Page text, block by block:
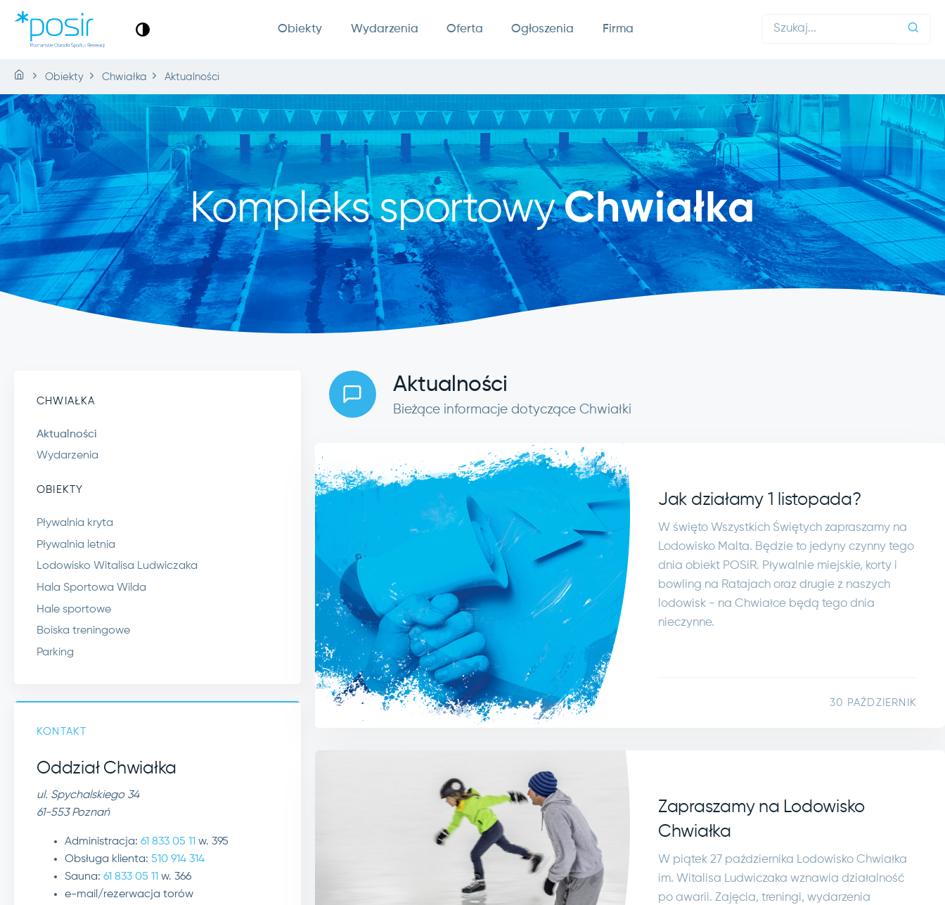
Obiekty Wydarzenia Oferta Ogłoszenia Firma
Obiekty Chwiałka Aktualności
Kompleks sportowyChwiałka
CHWIAŁKA
Aktualności
Wydarzenia
OBIEKTY
Pływalnia kryta
Pływalnia letnia
Lodowisko Witalisa Ludwiczaka
Hala Sportowa Wilda
Hale sportowe
Boiska treningowe
Parking
KONTAKT
Oddział Chwiałka
ul. Spychalskiego 34
61-553 Poznań
Administracja: 61 833 05 11 w. 395
Obsługa klienta: 510 914 314
Sauna: 61 833 05 11 w. 366
e-mail/rezerwacja torów
Aktualności
Bieżące informacje dotyczące Chwiałki
Jak działamy 1 listopada?
W święto Wszystkich Świętych zapraszamy na
Lodowisko Malta. Będzie to jedyny czynny tego
dnia obiekt POSiR. Pływalnie miejskie, korty i
bowling na Ratajach oraz drugie z naszych
lodowisk - na Chwiałce będą tego dnia
nieczynne.
30 PAŹDZIERNIK
Zapraszamy na Lodowisko
Chwiałka
W piątek 27 października Lodowisko Chwiałka
im. Witalisa Ludwiczaka wznawia działalność
po awarii. Zajęcia, treningi, wydarzenia